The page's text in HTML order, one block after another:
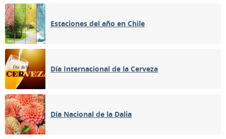
Estaciones del año en Chile
Día Internacional de la Cerveza
Día Nacional de la Dalia